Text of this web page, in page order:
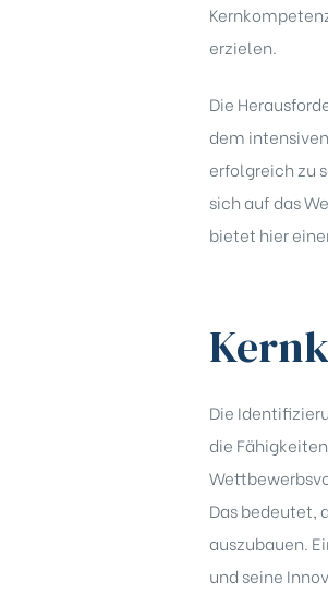
erzielen.
Die
dem
erfolgreich zu
sich auf das
bietet hier
Die
die
Das bedeutet,
auszubauen.
und seine